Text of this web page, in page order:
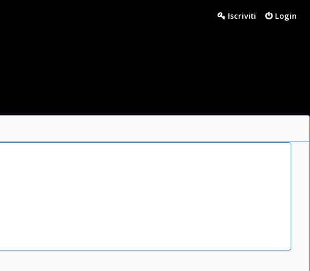
Login
Iscriviti